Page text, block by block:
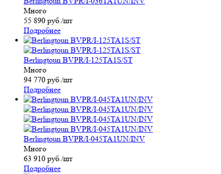
Много
55 890 руб./шт
Подробнее
Berlingtoun BVPR/I-125TA1S/ST
Много
94 770 руб./шт
Подробнее
Berlingtoun BVPR/I-045TA1UN/INV
Много
63 910 руб./шт
Подробнее